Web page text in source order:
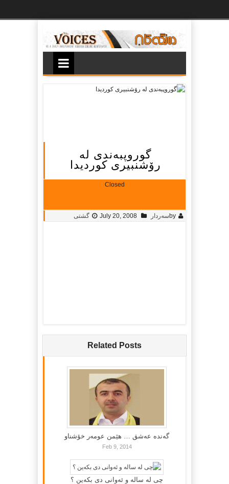
گوروپبەندى لە
رۆشنبیرى كوردیدا
Closed
byسه‌ردار July 20, 2008 گشتی
Related Posts
گه‌نده‌ عه‌شق … هێمن عومه‌ر خۆشناو
Feb 9, 2014
چی لە سالە و ئەوانی دی بكەین ؟